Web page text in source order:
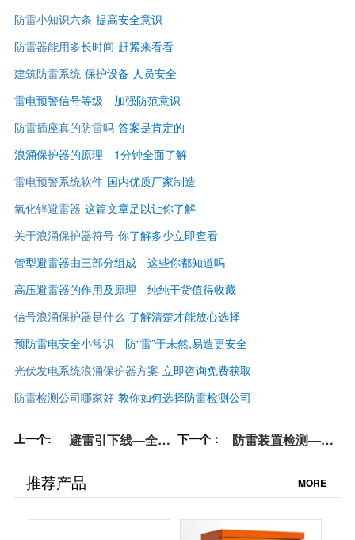
防雷小知识六条-提高安全意识
防雷器能用多长时间-赶紧来看看
建筑防雷系统-保护设备 人员安全
雷电预警信号等级—加强防范意识
防雷插座真的防雷吗-答案是肯定的
浪涌保护器的原理—1分钟全面了解
雷电预警系统软件-国内优质厂家制造
氧化锌避雷器-这篇文章足以让你了解
关于浪涌保护器符号-你了解多少立即查看
管型避雷器由三部分组成—这些你都知道吗
高压避雷器的作用及原理—纯纯干货值得收藏
信号浪涌保护器是什么-了解清楚才能放心选择
预防雷电安全小常识—防“雷”于未然,易造更安全
光伏发电系统浪涌保护器方案-立即咨询免费获取
防雷检测公司哪家好-教你如何选择防雷检测公司
上一个:
避雷引下线—全面
你【杭州易造】
下一个：
防雷装置检测—这
【杭州易造】
推荐产品 MORE